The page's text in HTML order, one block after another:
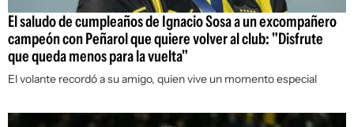
El saludo de cumpleaños de Ignacio Sosa a un excompañero
campeón con Peñarol que quiere volver al club: "Disfrute
que queda menos para la vuelta"
El volante recordó a su amigo, quien vive un momento especial